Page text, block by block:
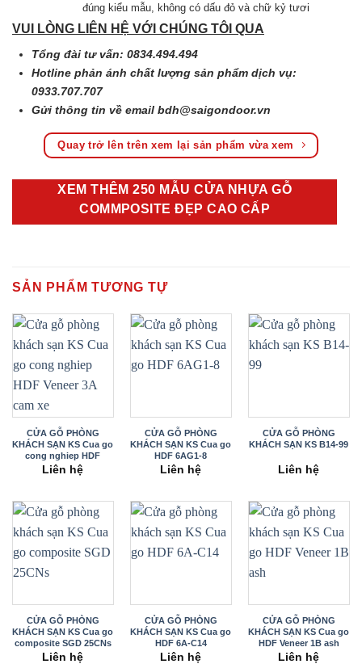
đúng kiểu mẫu, không có dấu đỏ và chữ kỷ tươi
VUI LÒNG LIÊN HỆ VỚI CHÚNG TÔI QUA
Tổng đài tư vấn: 0834.494.494
Hotline phản ánh chất lượng sản phẩm dịch vụ:
0933.707.707
Gửi thông tin về emailbdh@saigondoor.vn
Quay trở lên trên xem lại sản phẩm vừa xem
XEM THÊM 250 MẪU CỬA NHỰA GỖ
COMMPOSITE ĐẸP CAO CẤP
SẢN PHẨM TƯƠNG TỰ
CỬA GỖ PHÒNG
KHÁCH SẠN KS Cua go
cong nghiep HDF
Veneer 3A
Liên hệ
CỬA GỖ PHÒNG
KHÁCH SẠN KS Cua go
HDF 6AG1-8
Liên hệ
CỬA GỖ PHÒNG
KHÁCH SẠN KS B14-99
Liên hệ
CỬA GỖ PHÒNG
KHÁCH SẠN KS Cua go
composite SGD 25CNs
Liên hệ
CỬA GỖ PHÒNG
KHÁCH SẠN KS Cua go
HDF 6A-C14
Liên hệ
CỬA GỖ PHÒNG
KHÁCH SẠN KS Cua go
HDF Veneer 1B ash
Liên hệ